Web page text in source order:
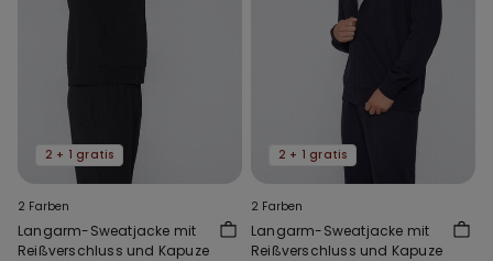
2 + 1 gratis
2 Farben
Langarm-Sweatjacke mit
Reißverschluss und Kapuze
2 + 1 gratis
2 Farben
Langarm-Sweatjacke mit
Reißverschluss und Kapuze